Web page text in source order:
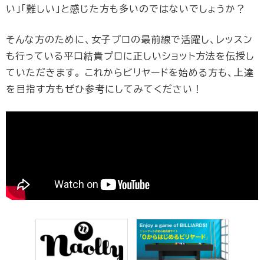
い」「難しい」と感じた方も多いのではないでしょうか？
そんな方のために、女子プロの最前線で活躍し、レッスン
も行っている平口結貴プロに正しいショット方法を伝授し
ていただきます。 これからビリヤードを始める方も、上達
を目指す方もぜひ参考にしてみてください！